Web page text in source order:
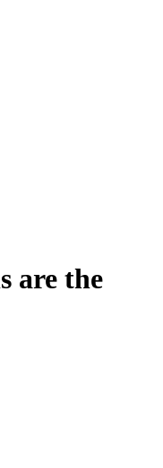
are the